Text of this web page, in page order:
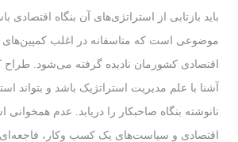
باید بازتابی از استراتژی‌های آن بنگاه اقتصادی
موضوعی است که متاسفانه در اغلب کمپین‌های
اقتصادی کشورمان نادیده گرفته می‌شود. طراح
آشنا با علم مدیریت استراتژیک باشد و بتواند
نانوشته‌ بنگاه صاحبکار را دریابد. عدم همخوانی
اقتصادی و سیاست‌های یک کسب و‌کار، فاجعه‌ای